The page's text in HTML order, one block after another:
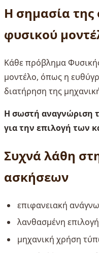
Η σημασία
φυσικού
Κάθε πρόβλημα
μοντέλο, όπως η
διατήρηση της
Η σωστή αναγνώριση
για την επιλογή των
Συχνά λάθη
ασκήσεων
επιφανειακή
λανθασμένη
μηχανική χρήση